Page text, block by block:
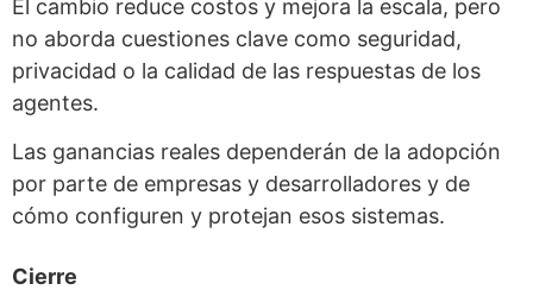
El cambio reduce costos y mejora la escala, pero
no aborda cuestiones clave como seguridad,
privacidad o la calidad de las respuestas de los
agentes.
Las ganancias reales dependerán de la adopción
por parte de empresas y desarrolladores y de
cómo configuren y protejan esos sistemas.
Cierre